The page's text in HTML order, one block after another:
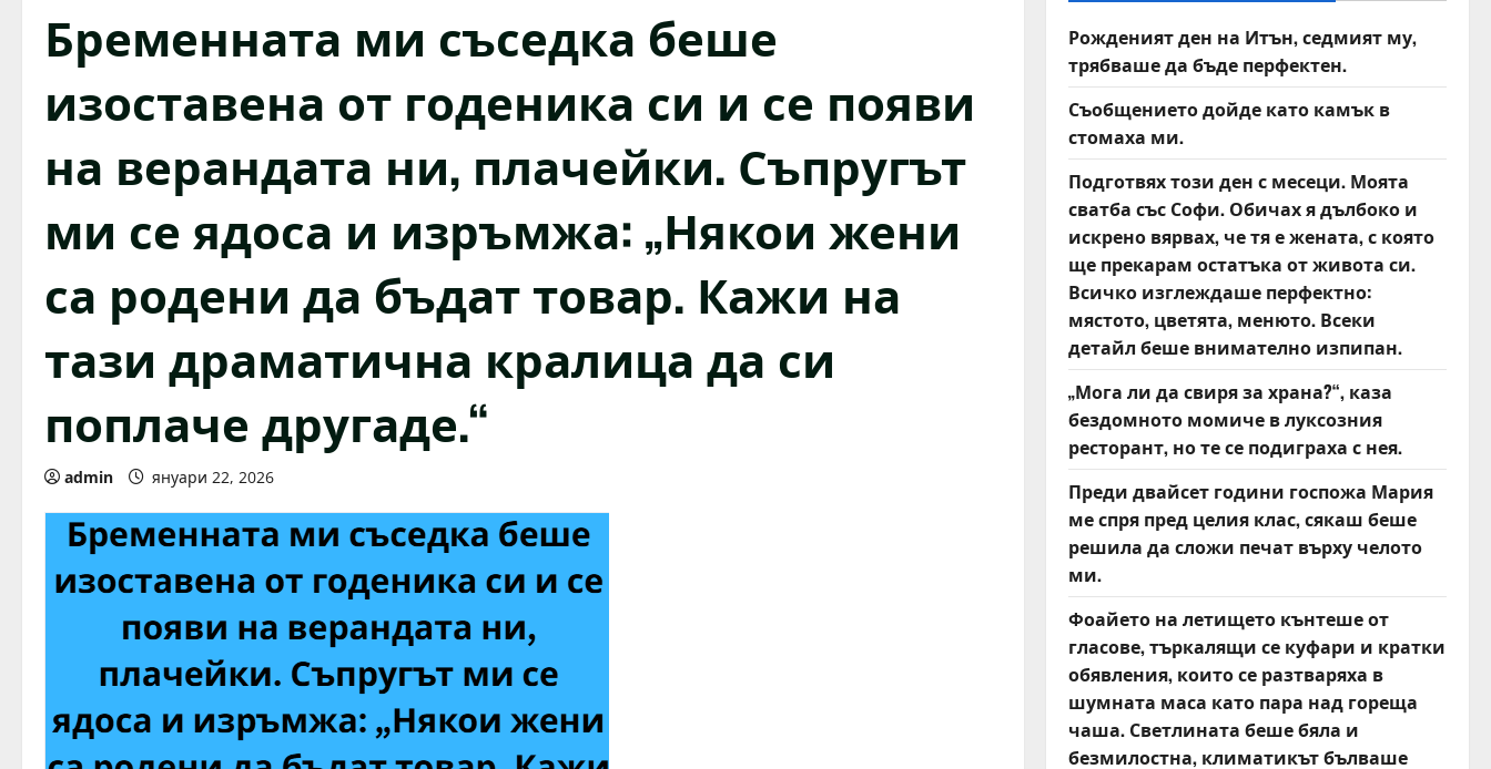
Бременната ми съседка беше
изоставена от годеника си и се появи
на верандата ни, плачейки. Съпругът
ми се ядоса и изръмжа: „Някои жени
са родени да бъдат товар. Кажи на
тази драматична кралица да си
поплаче другаде.“
admin януари 22, 2026
Рожденият ден на Итън, седмият му,
трябваше да бъде перфектен.
Съобщението дойде като камък в
стомаха ми.
Подготвях този ден с месеци. Моята
сватба със Софи. Обичах я дълбоко и
искрено вярвах, че тя е жената, с която
ще прекарам остатъка от живота си.
Всичко изглеждаше перфектно:
мястото, цветята, менюто. Всеки
детайл беше внимателно изпипан.
„Мога ли да свиря за храна?“, каза
бездомното момиче в луксозния
ресторант, но те се подиграха с нея.
Преди двайсет години госпожа Мария
ме спря пред целия клас, сякаш беше
решила да сложи печат върху челото
ми.
Фоайето на летището кънтеше от
гласове, търкалящи се куфари и кратки
обявления, които се разтваряха в
шумната маса като пара над гореща
чаша. Светлината беше бяла и
безмилостна, климатикът бълваше